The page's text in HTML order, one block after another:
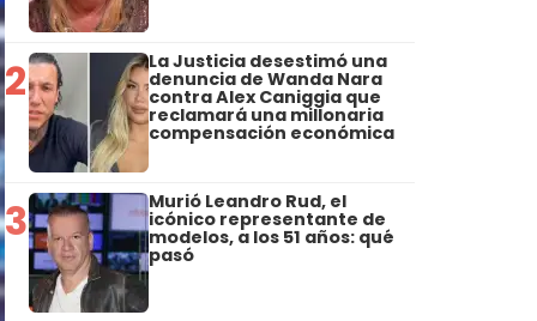
2 La Justicia desestimó una
denuncia de Wanda Nara
contra Alex Caniggia que
reclamará una millonaria
compensación económica
3 Murió Leandro Rud, el
icónico representante de
modelos, a los 51 años: qué
pasó